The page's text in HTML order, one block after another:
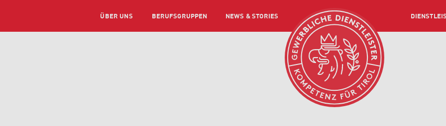
ÜBER UNS BERUFSGRUPPEN NEWS & STORIES